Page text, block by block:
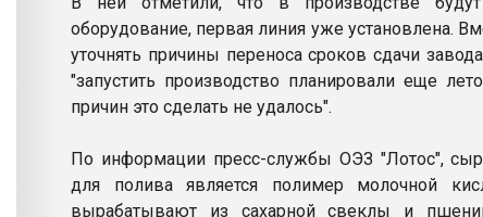
оборудование, первая линия уже установлена.
уточнять причины переноса сроков сдачи
"запустить производство планировали еще
причин это сделать не удалось".
По информации пресс-службы ОЭЗ "Лотос",
для полива является полимер молочной
вырабатывают из сахарной свеклы и